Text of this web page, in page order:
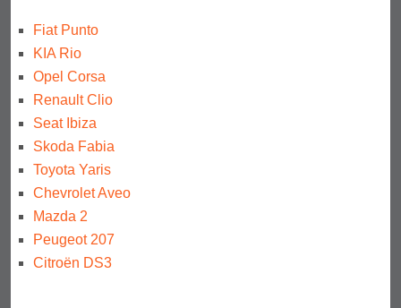
Fiat Punto
KIA Rio
Opel Corsa
Renault Clio
Seat Ibiza
Skoda Fabia
Toyota Yaris
Chevrolet Aveo
Mazda 2
Peugeot 207
Citroën DS3